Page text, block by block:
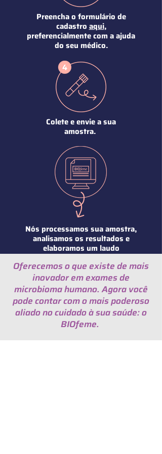
Preencha o formulário de
cadastroaqui,
preferencialmente com a ajuda
do seu médico.
Colete e envie a sua
amostra.
Nós processamos sua amostra,
analisamos os resultados e
elaboramos um laudo
personalizado para você!
Oferecemos o que existe de mais
inovador em exames de
microbioma humano. Agora você
pode contar com o mais poderoso
aliado no cuidado à sua saúde: o
BIOfeme.